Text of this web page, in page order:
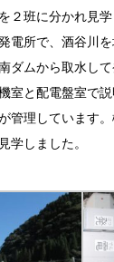
２班に分かれ見
電所で、酒谷川
ダムから取水し
室と配電盤室で
管理しています
学しました。